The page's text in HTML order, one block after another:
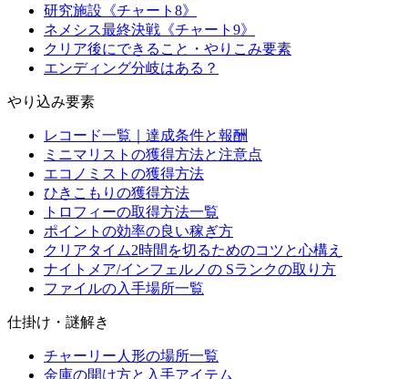
研究施設《チャート8》
ネメシス最終決戦《チャート9》
クリア後にできること・やりこみ要素
エンディング分岐はある？
やり込み要素
レコード一覧｜達成条件と報酬
ミニマリストの獲得方法と注意点
エコノミストの獲得方法
ひきこもりの獲得方法
トロフィーの取得方法一覧
ポイントの効率の良い稼ぎ方
クリアタイム2時間を切るためのコツと心構え
ナイトメア/インフェルノの Sランクの取り方
ファイルの入手場所一覧
仕掛け・謎解き
チャーリー人形の場所一覧
金庫の開け方と入手アイテム